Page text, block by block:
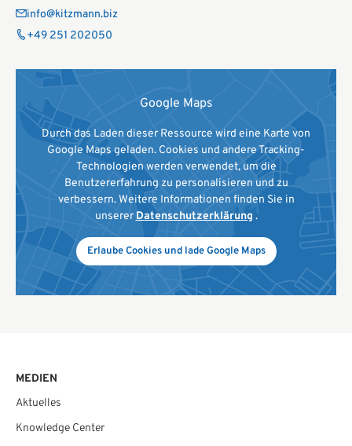
info@kitzmann.biz
+49 251 202050
Google Maps
Durch das Laden dieser Ressource wird eine Karte von
Google Maps geladen. Cookies und andere Tracking-
Technologien werden verwendet, um die
Benutzererfahrung zu personalisieren und zu
verbessern. Weitere Informationen finden Sie in
unserer Datenschutzerklärung .
Erlaube Cookies und lade Google Maps
MEDIEN
Aktuelles
Knowledge Center